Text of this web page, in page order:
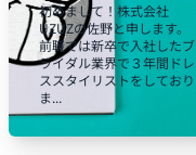
初めまして！株式会社
UZUZの佐野と申します。
前職では新卒で入社したブ
ライダル業界で３年間ドレ
ススタイリストをしており
ま...